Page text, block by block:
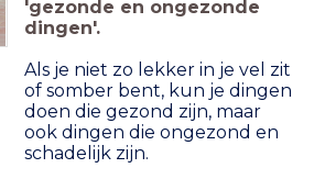
'gezonde en ongezonde
dingen'.
Als je niet zo lekker in je vel zit
of somber bent, kun je dingen
doen die gezond zijn, maar
ook dingen die ongezond en
schadelijk zijn.